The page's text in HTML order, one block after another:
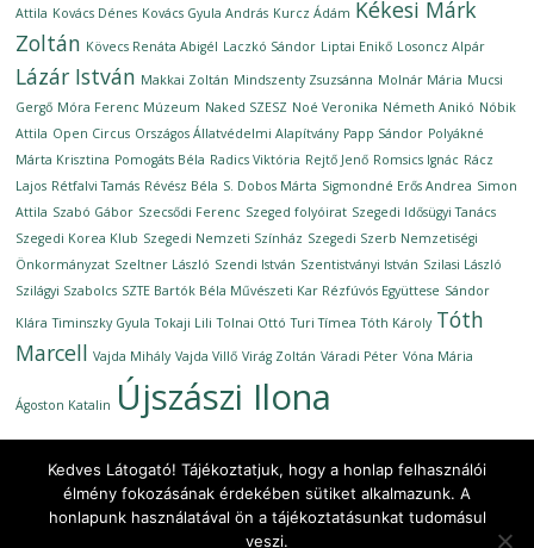
Attila Kovács Dénes Kovács Gyula András Kurcz Ádám Kékesi Márk
Zoltán Kövecs Renáta Abigél Laczkó Sándor Liptai Enikő Losoncz Alpár
Lázár István Makkai Zoltán Mindszenty Zsuzsánna Molnár Mária Mucsi
Gergő Móra Ferenc Múzeum Naked SZESZ Noé Veronika Németh Anikó Nóbik
Attila Open Circus Országos Állatvédelmi Alapítvány Papp Sándor Polyákné
Márta Krisztina Pomogáts Béla Radics Viktória Rejtő Jenő Romsics Ignác Rácz
Lajos Rétfalvi Tamás Révész Béla S. Dobos Márta Sigmondné Erős Andrea Simon
Attila Szabó Gábor Szecsődi Ferenc Szeged folyóirat Szegedi Idősügyi Tanács
Szegedi Korea Klub Szegedi Nemzeti Színház Szegedi Szerb Nemzetiségi
Önkormányzat Szeltner László Szendi István Szentistványi István Szilasi László
Szilágyi Szabolcs SZTE Bartók Béla Művészeti Kar Rézfúvós Együttese Sándor
Klára Timinszky Gyula Tokaji Lili Tolnai Ottó Turi Tímea Tóth Károly Tóth
Marcell Vajda Mihály Vajda Villő Virág Zoltán Váradi Péter Vóna Mária
Ágoston Katalin Újszászi Ilona
Copyright © 2026Ünnepi Könyvhét Szeged, 2020. szeptember
Kedves Látogató! Tájékoztatjuk, hogy a honlap felhasználói
élmény fokozásának érdekében sütiket alkalmazunk. A
honlapunk használatával ön a tájékoztatásunkat tudomásul
veszi.